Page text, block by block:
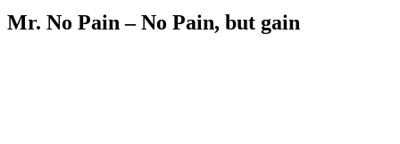
Mr. No Pain – No Pain, but gain